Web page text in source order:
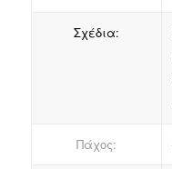
Σχέδια:
Πάχος: